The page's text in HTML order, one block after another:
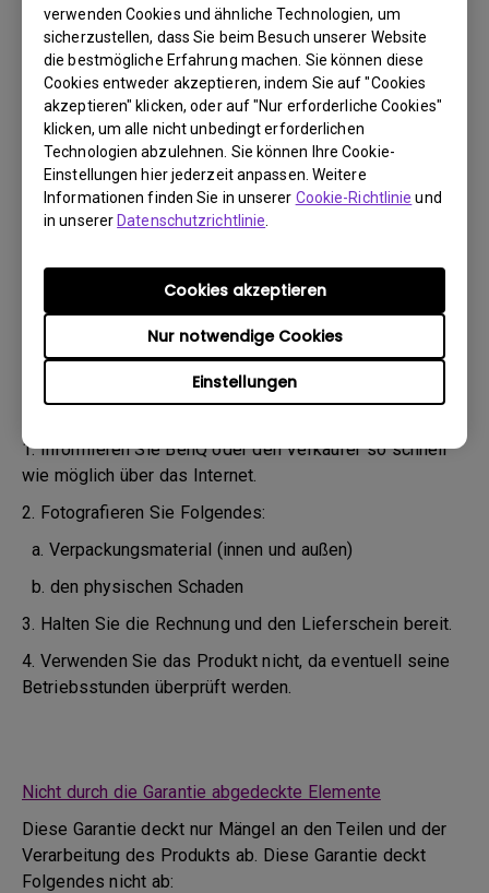
verwenden Cookies und ähnliche Technologien, um
sicherzustellen, dass Sie beim Besuch unserer Website
die bestmögliche Erfahrung machen. Sie können diese
Cookies entweder akzeptieren, indem Sie auf "Cookies
akzeptieren" klicken, oder auf "Nur erforderliche Cookies"
klicken, um alle nicht unbedingt erforderlichen
Technologien abzulehnen. Sie können Ihre Cookie-
Einstellungen hier jederzeit anpassen. Weitere
Informationen finden Sie in unserer Cookie-Richtlinie und
in unsererDatenschutzrichtlinie
Einstellungen
Nur notwendige Cookies
Cookies akzeptieren
(„BenQ-Team“) wird Sie daraufhin per E-Mail
kontaktieren.
- Das BenQ-Team wird Ihnen zunächst Schritte zur
Fehlerbehebung nennen, um Ihnen zu helfen oder den
Defekt zu bestätigen.
- Sobald der Defekt durch den Agenten, der für Ihren Fall
zuständig ist, bestätigt wurde, wird eine RMA-Nummer
für Ihr Produkt ausgestellt.
- Sie müssen das Produkt an BenQ zurückgeben, sofern
Dienstanbieter genannt wurde. Falls Ihr Produkt Ihnen
mit einem physischen Schaden geliefert wurde, bitten
wir Sie, folgende Informationen bereitzuhalten.
- Dadurch können wir besser herausfinden, ob der
Schaden während des Transports oder bereits davor
entstanden ist.
1. Informieren Sie BenQ oder den Verkäufer so schnell
wie möglich über das Internet.
2. Fotografieren Sie Folgendes:
a. Verpackungsmaterial (innen und außen)
b. den physischen Schaden
3. Halten Sie die Rechnung und den Lieferschein bereit.
4. Verwenden Sie das Produkt nicht, da eventuell seine
Betriebsstunden überprüft werden.
Nicht durch die Garantie abgedeckte Elemente
Diese Garantie deckt nur Mängel an den Teilen und der
Verarbeitung des Produkts ab. Diese Garantie deckt
Folgendes nicht ab: